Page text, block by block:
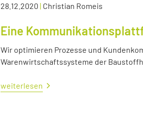
28.12.2020 | Christian Romeis
Eine
Wir optimieren Prozesse und
Warenwirtschaftssysteme der
weiterlesen